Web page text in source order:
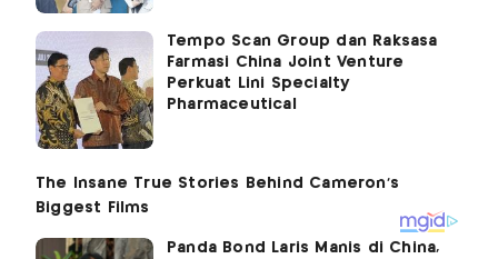
Tempo Scan Group dan Raksasa
Farmasi China Joint Venture
Perkuat Lini Specialty
Pharmaceutical
Panda Bond Laris Manis di China,